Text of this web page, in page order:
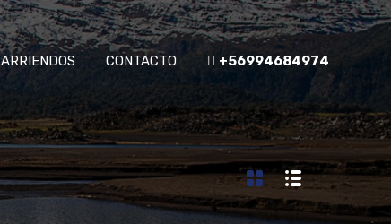
ARRIENDOS CONTACTO +56994684974